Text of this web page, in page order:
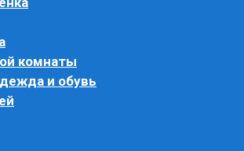
комнаты
и обувь